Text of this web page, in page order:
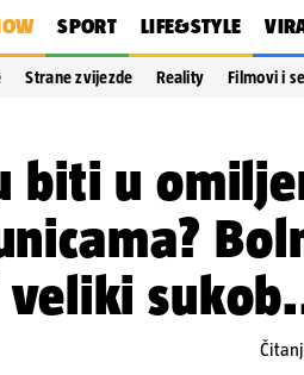
SPORT LIFE&STYLE
Strane zvijezde Reality Filmovi i
biti u
veliki